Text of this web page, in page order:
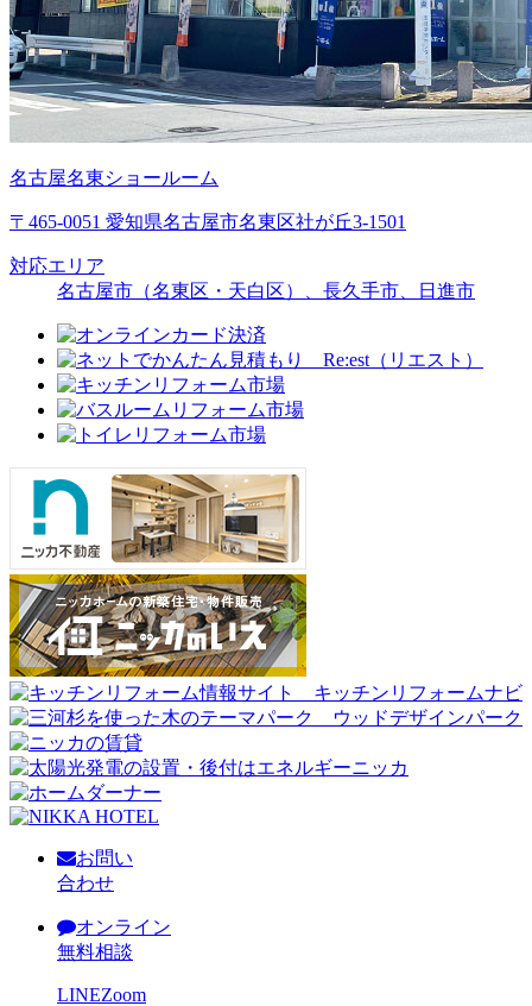
名古屋名東ショールーム
〒465-0051 愛知県名古屋市名東区社が丘3-1501
対応エリア
名古屋市（名東区・天白区）、長久手市、日進市
お問い
合わせ
オンライン
無料相談
LINEZoom